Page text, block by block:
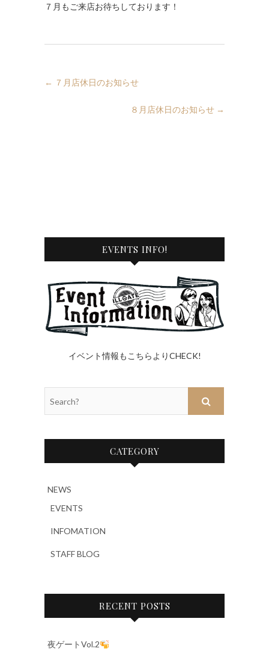
７月もご来店お待ちしております！
← ７月店休日のお知らせ
８月店休日のお知らせ →
EVENTS INFO!
イベント情報もこちらよりCHECK!
CATEGORY
NEWS
EVENTS
INFOMATION
STAFF BLOG
RECENT POSTS
夜ゲートVol.2